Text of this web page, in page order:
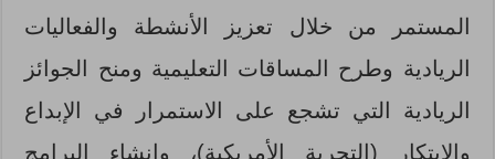
المستمر من خلال تعزيز الأنشطة والفعاليات
الريادية وطرح المساقات التعليمية ومنح الجوائز
الريادية التي تشجع على الاستمرار في الإبداع
والابتكار (التجربة الأمريكية)، وإنشاء البرامج